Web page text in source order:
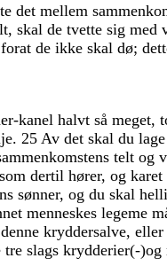
det mellem
, skal de tvette sig med
forat de ikke skal dø;
kanel halvt så meget,
. 25 Av det skal du lage
telt og
som dertil hører, og karet
sønner, og du skal
menneskes legeme
denne kryddersalve, eller
tre slags krydderier(-)og